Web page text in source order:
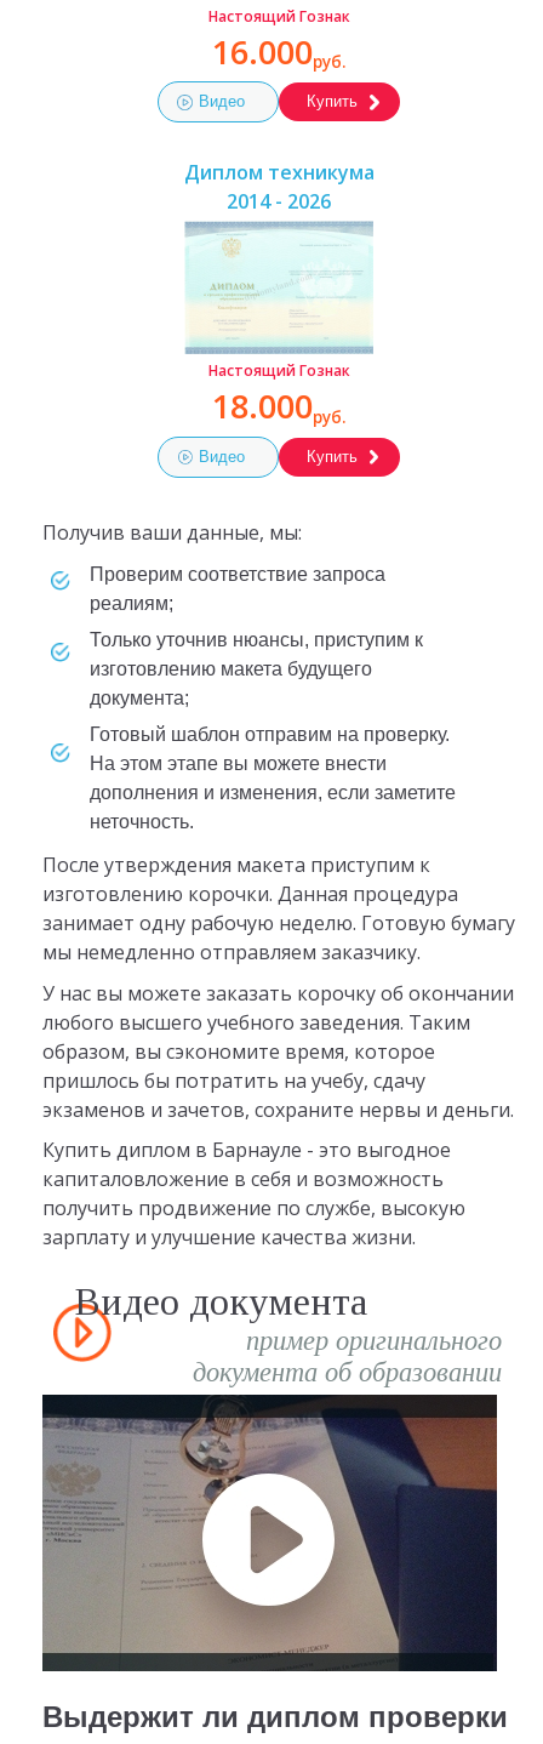
Настоящий Гознак
16.000руб.
Видео Купить
Диплом техникума
2014 - 2026
Настоящий Гознак
18.000руб.
Видео Купить
Получив ваши данные, мы:
проверим соответствие запроса
реалиям;
только уточнив нюансы, приступим к
изготовлению макета будущего
документа;
готовый шаблон отправим на проверку.
На этом этапе вы можете внести
дополнения и изменения, если заметите
неточность.
После утверждения макета приступим к
изготовлению корочки. Данная процедура
занимает одну рабочую неделю. Готовую бумагу
мы немедленно отправляем заказчику.
У нас вы можете заказать корочку об окончании
любого высшего учебного заведения. Таким
образом, вы сэкономите время, которое
пришлось бы потратить на учебу, сдачу
экзаменов и зачетов, сохраните нервы и деньги.
Купить диплом в Барнауле - это выгодное
капиталовложение в себя и возможность
получить продвижение по службе, высокую
зарплату и улучшение качества жизни.
Видео документа
пример оригинального
документа об образовании
Выдержит ли диплом проверки